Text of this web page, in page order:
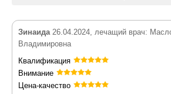
Зинаида26.04.2024, лечащий врач:
Владимировна
Квалификация
Внимание
Цена-качество